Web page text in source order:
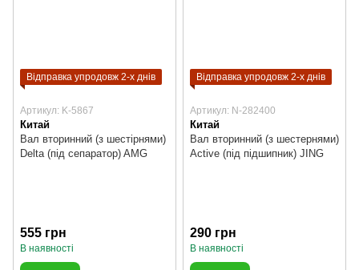
Відправка упродовж 2-х днів
Артикул: K-5867
Китай
Вал вторинний (з шестірнями)
Delta (під сепаратор) AMG
555 грн
В наявності
Відправка упродовж 2-х днів
Артикул: N-282400
Китай
Вал вторинний (з шестернями)
Active (під підшипник) JING
290 грн
В наявності